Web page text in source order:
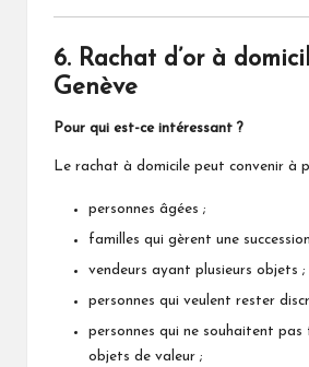
6. Rachat d’or à
Genève
Pour qui est-ce intéressant ?
Le rachat à domicile peut convenir à
personnes âgées ;
familles qui gèrent une
vendeurs ayant plusieurs objets ;
personnes qui veulent rester
personnes qui ne souhaitent
objets de valeur ;